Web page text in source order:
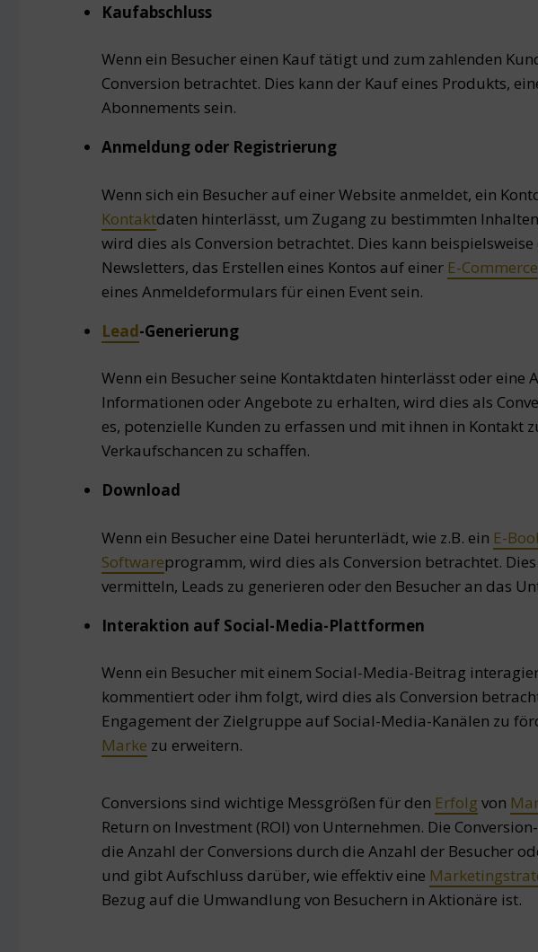
Kaufabschluss
Wenn ein Besucher einen Kauf tätigt und zum zahlenden
Conversion betrachtet. Dies kann der Kauf eines Produkts,
Abonnements sein.
Anmeldung oder Registrierung
Wenn sich ein Besucher auf einer Website anmeldet, ein
Kontaktdaten hinterlässt, um Zugang zu bestimmten
wird dies als Conversion betrachtet. Dies kann
Newsletters, das Erstellen eines Kontos auf einer E-Commerce
eines Anmeldeformulars für einen Event sein.
Lead-Generierung
Wenn ein Besucher seine Kontaktdaten hinterlässt oder eine
Informationen oder Angebote zu erhalten, wird dies als
es, potenzielle Kunden zu erfassen und mit ihnen in Kontakt
Verkaufschancen zu schaffen.
Download
Wenn ein Besucher eine Datei herunterlädt, wie z.B. ein E-
Softwareprogramm, wird dies als Conversion betrachtet.
vermitteln, Leads zu generieren oder den Besucher an das
Interaktion auf Social-Media-Plattformen
Wenn ein Besucher mit einem Social-Media-Beitrag
kommentiert oder ihm folgt, wird dies als Conversion
Engagement der Zielgruppe auf Social-Media-Kanälen zu
Marke zu erweitern.
Conversions sind wichtige Messgrößen für den Erfolg von
Return on Investment (ROI) von Unternehmen. Die
die Anzahl der Conversions durch die Anzahl der Besucher
und gibt Aufschluss darüber, wie effektiv eine
Bezug auf die Umwandlung von Besuchern in Aktionäre ist.